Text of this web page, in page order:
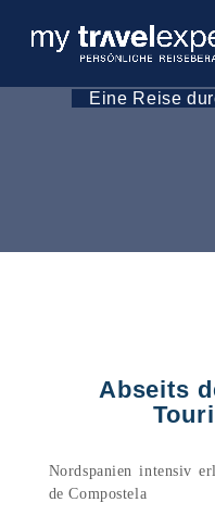
Eine Reise
Abseits
Nordspanien intensiv
de Compostela